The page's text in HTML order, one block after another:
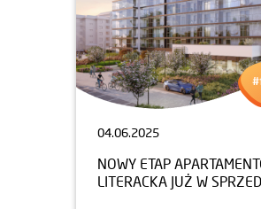
04.06.2025
NOWY ETAP
LITERACKA JUŻ W